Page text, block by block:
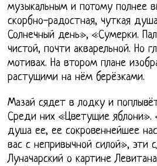
музыкальным и потому полнее
скорбно-радостная, чуткая
Солнечный день», «Сумерки.
чистой, почти акварельной. Но
мотивах. На втором плане
растущими на нём берёзками.
Мазай сядет в лодку и
Среди них «Цветущие
душа ее, ее сокровеннейшее
вас с непривычной силой», эти
Луначарский о картине